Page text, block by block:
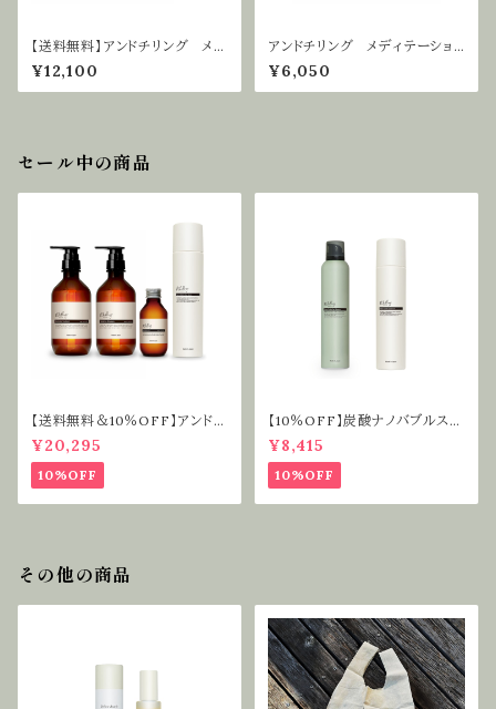
【送料無料】アンドチリング メデ
ィテーションシャンプー＆トリート
メントセット
¥12,100
アンドチリング メディテーショ
ンシャンプー480ml ｜ ヘアケ
ア 頭皮ケア
¥6,050
セール中の商品
【送料無料＆10％OFF】アンドチ
リング ライフスタイルケアセット
¥20,295
10%OFF
【10％OFF】炭酸ナノバブルスパ
シャンプー＆セラムセット ｜炭酸
シャンプー ナノバブル 麻炭
CICA 頭皮ケア
¥8,415
10%OFF
その他の商品